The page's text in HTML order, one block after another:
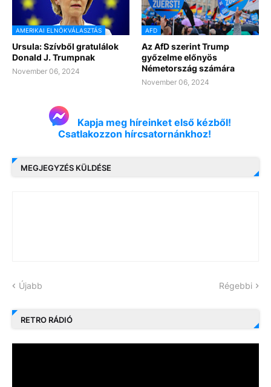
AMERIKAI ELNÖKVÁLASZTÁS
Ursula: Szívből gratulálok
Donald J. Trumpnak
November 06, 2024
AFD
Az AfD szerint Trump
győzelme előnyös
Németország számára
November 06, 2024
Kapja meg híreinket első kézből!
Csatlakozzon hírcsatornánkhoz!
MEGJEGYZÉS KÜLDÉSE
Újabb Régebbi
RETRO RÁDIÓ